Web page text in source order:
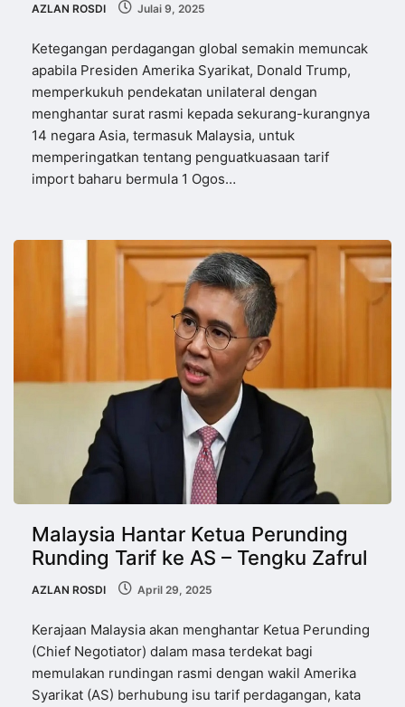
AZLAN ROSDI Julai 9, 2025
Ketegangan perdagangan global semakin memuncak
apabila Presiden Amerika Syarikat, Donald Trump,
memperkukuh pendekatan unilateral dengan
menghantar surat rasmi kepada sekurang-kurangnya
14 negara Asia, termasuk Malaysia, untuk
memperingatkan tentang penguatkuasaan tarif
import baharu bermula 1 Ogos…
Malaysia Hantar Ketua Perunding
Runding Tarif ke AS – Tengku Zafrul
AZLAN ROSDI April 29, 2025
Kerajaan Malaysia akan menghantar Ketua Perunding
(Chief Negotiator) dalam masa terdekat bagi
memulakan rundingan rasmi dengan wakil Amerika
Syarikat (AS) berhubung isu tarif perdagangan, kata